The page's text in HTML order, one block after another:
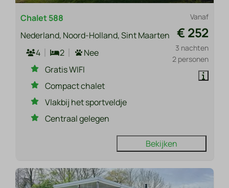
Vanaf
€ 252
3 nachten
2 personen
Chalet 588
Nederland, Noord-Holland, Sint Maarten
4
2
Nee
Gratis WIFI
Compact chalet
Vlakbij het sportveldje
Centraal gelegen
Bekijken